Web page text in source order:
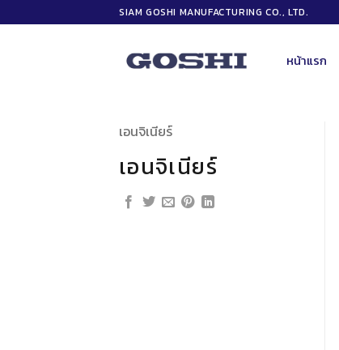
ไป
SIAM GOSHI MANUFACTURING CO., LTD.
หน้าแรก
เอนจิเนียร์
เอนจิเนียร์